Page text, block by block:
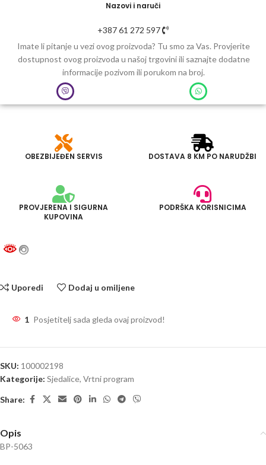
Nazovi i naruči
+387 61 272 597
Imate li pitanje u vezi ovog proizvoda? Tu smo za Vas. Provjerite
dostupnost ovog proizvoda u našoj trgovini ili saznajte dodatne
informacije pozivom ili porukom na broj.
OBEZBIJEĐEN SERVIS DOSTAVA 8 KM PO NARUDŽBI
PROVJERENA I SIGURNA
KUPOVINA
PODRŠKA KORISNICIMA
Uporedi Dodaj u omiljene
1 Posjetitelj sada gleda ovaj proizvod!
SKU: 100002198
Kategorije: Sjedalice, Vrtni program
Share:
Opis
BP-5063